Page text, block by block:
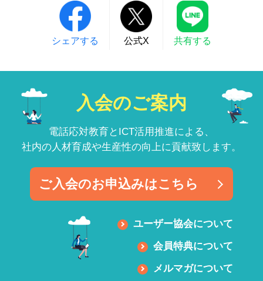
シェアする 公式X 共有する
入会のご案内
電話応対教育とICT活用推進による、
社内の人材育成や生産性の向上に貢献致します。
ご入会のお申込みはこちら
ユーザー協会について
会員特典について
メルマガについて